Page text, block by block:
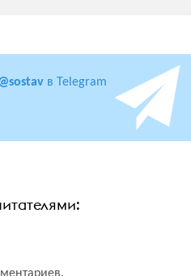
в Telegram